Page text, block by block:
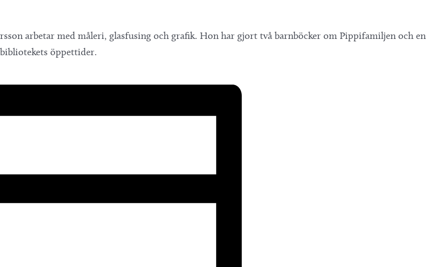
arbetar med måleri, glasfusing och grafik. Hon har gjort två barnböcker om Pippifamiljen och en
öppettider.